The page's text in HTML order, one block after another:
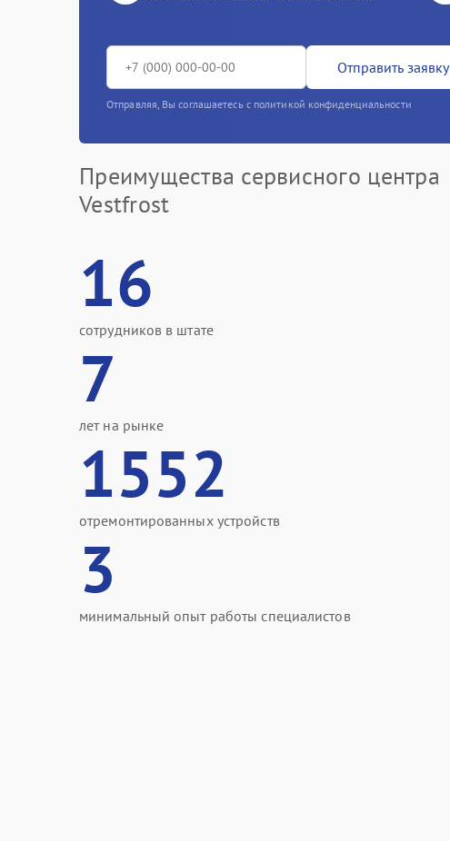
Отправить заявку
Отправляя, Вы соглашаетесь с политикой конфиденциальности
Преимущества сервисного центра
Vestfrost
16
сотрудников в штате
7
лет на рынке
1552
отремонтированных устройств
3
минимальный опыт работы специалистов